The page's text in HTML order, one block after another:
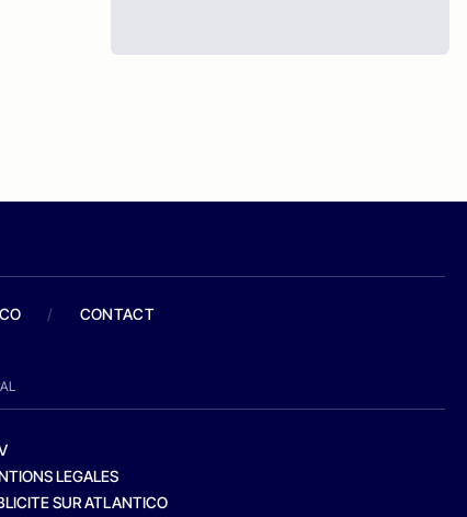
/ CONTACT
LEGALES
SUR ATLANTICO